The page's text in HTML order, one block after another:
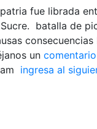
fue librada
batalla de
un comentario
ingresa al